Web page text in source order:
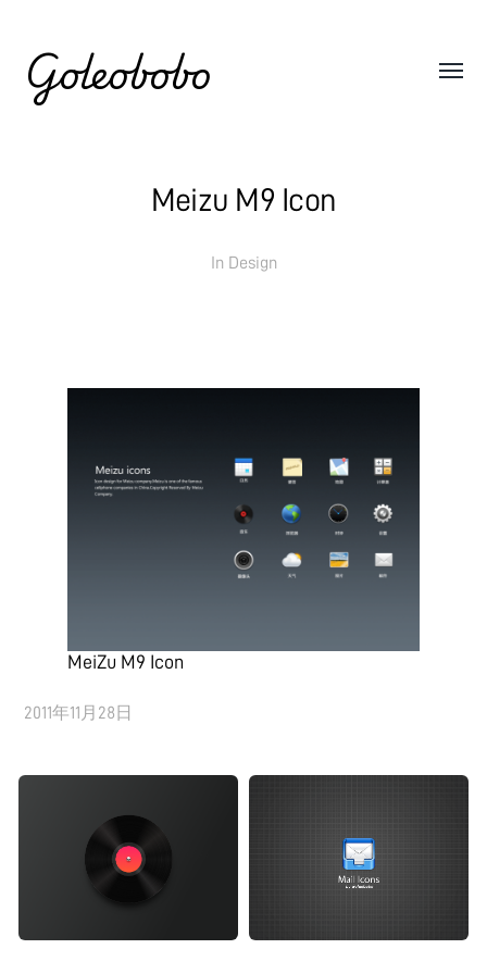
Goleobobo
Meizu M9 Icon
In Design
MeiZu M9 Icon
2011年11月28日